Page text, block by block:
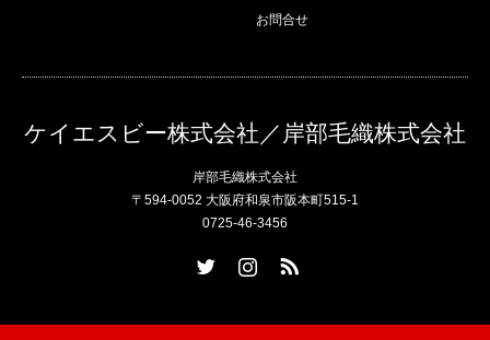
お問合せ
ケイエスビー株式会社／岸部毛織株式会社
岸部毛織株式会社
〒594-0052 大阪府和泉市阪本町515-1
0725-46-3456